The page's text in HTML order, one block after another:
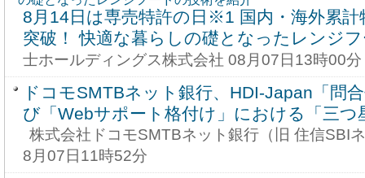
8月14日は専売特許の日※1 国内・海外累計
突破！ 快適な暮らしの礎となったレンジ
士ホールディングス株式会社 08月07日13時00分
ドコモSMTBネット銀行、HDI-Japan「問
び「Webサポート格付け」における「三つ
株式会社ドコモSMTBネット銀行（旧 住信SBI
8月07日11時52分